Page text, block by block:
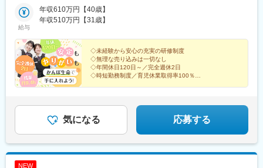
駅、坂下町駅、福井城址大名町駅、新那加駅、瀬戸市駅、元田中
駅、海老江駅、ＪＲ俊徳道駅、花隈駅、尾道駅、高知橋駅、後免
津田沼駅、井野駅(千葉県)、鮫洲駅、新御茶ノ水駅、南新宿駅、日
本橋駅(東京都)、高島町駅、大曽根駅、妙音通駅、大阪駅、ドーム
前千代崎駅、高須神社駅、西川緑道公園駅、美栄橋駅
ア：富山県、石川県、福井県■東海エリア：岐阜県、静岡県、愛知
県、三重県■近畿エリア：滋賀県、京都府、大阪府、兵庫県、奈良
根県■四国エリア：徳島県、香川県、愛媛県、高知県■九州エリ
ア：福岡県、佐賀県、長崎県、大分県、宮崎県、鹿児島県、熊本
県■沖縄エリア：沖縄県※初期配属の都道府県を希望可！U・Iター
ン歓迎※基本的にスクーターまたはバイク、一部エリアは車で営業
※配属先のかんぽサービス部は応募者の希望も踏まえて決定※入社
の家庭事情があり、参加が難しい場合はリモートプログラムとな
ります
駅、津軽五所川原駅、八戸駅、三沢駅(青森県)、新青森駅、上盛岡
駅、二戸駅、一ノ関駅、宮古駅、北上駅、水沢駅、久慈駅、紫波
駅(宮城県)、くりこま高原駅、新田駅(宮城県)、泉外旭川駅、能代
駅、東大館駅、羽後本荘駅、湯沢駅、横手駅、大曲駅(秋田県)、山
形駅、米沢駅、鶴岡駅、酒田駅、村山駅(山形県)、新庄駅、寒河江
駅、長井駅、白河駅、いわき駅、七日町駅、喜多方駅、二本松
駅、磐城石川駅、須賀川駅、原ノ町駅、福島学院前駅、郡山富田
間駅、新鉾田駅、鹿島神宮駅、磯原駅、勝田駅、新栃木駅、佐野
駅、西那須野駅、足利駅、新鹿沼駅、上今市駅、小山駅、真岡
給与
年収610万円【40歳】
年収510万円【31歳】
◇未経験から安心の充実の研修制度
◇無理な売り込みは一切なし
◇年間休日120日～／完全週休2日
◇時短勤務制度／育児休業取得率100％
日本郵政グループの安心感を手に入れませんか？
気になる 応募する
NEW